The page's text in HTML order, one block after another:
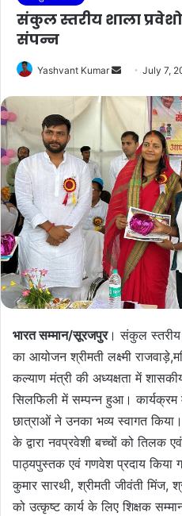
संकुल स्तरीय शाला
संपन्न
Yashvant Kumar
Send July 7,
भारत सम्मान/सूरजपुर। संकुल स्तरीय
का आयोजन श्रीमती लक्ष्मी
कल्याण मंत्री की अध्यक्षता में
सिलफिली में सम्पन्न हुआ।
छात्राओं ने उनका भव्य स्वागत
के द्वारा नवप्रवेशी बच्चों को तिलक
पाठ्यपुस्तक एवं गणवेश प्रदाय
कुमार सारथी, श्रीमती जीवंती मिंज,
को उत्कृष्ट कार्य के लिए शिक्षक